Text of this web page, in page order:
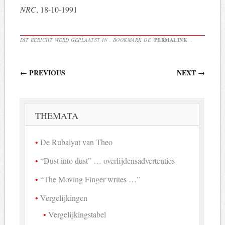
NRC, 18-10-1991
DIT BERICHT WERD GEPLAATST IN . BOOKMARK DE PERMALINK
Berichtnavigatie
← PREVIOUS NEXT →
THEMATA
De Rubaiyat van Theo
“Dust into dust” … overlijdensadvertenties
“The Moving Finger writes …”
Vergelijkingen
Vergelijkingstabel